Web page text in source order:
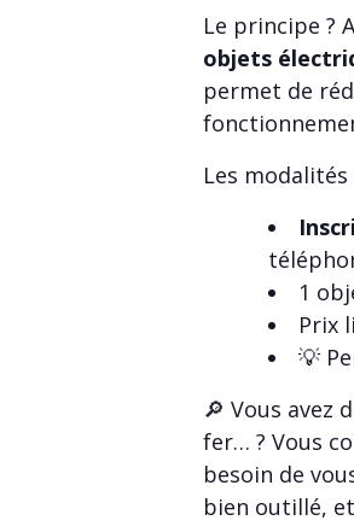
Le principe ?
objets
permet de
Les
1
Prix
💡
🔎 Vous avez
fer… ? Vous
besoin de
bien outillé,